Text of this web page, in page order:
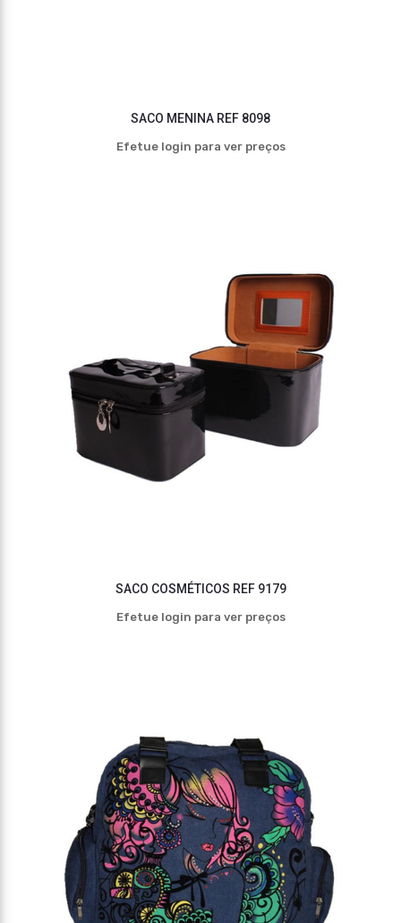
SACO MENINA REF 8098
Efetue login para ver preços
SACO COSMÉTICOS REF 9179
Efetue login para ver preços